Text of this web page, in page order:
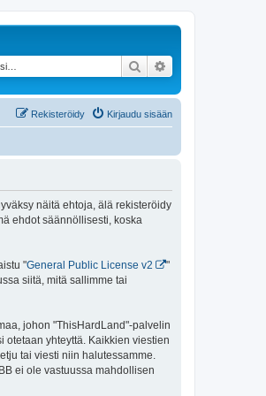
Etsi
Kirjaudu sisään
Rekisteröidy
näitä ehtoja, älä rekisteröidy
ehdot säännöllisesti, koska
"General Public License v2
"
siitä, mitä sallimme tai
johon "ThisHardLand"-palvelin
yhteyttä. Kaikkien viestien
tai viesti niin halutessamme.
ei ole vastuussa mahdollisen